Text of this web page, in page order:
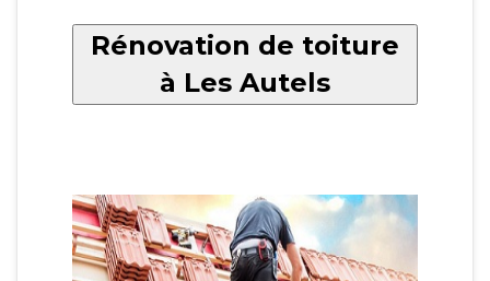
Rénovation de toiture
à Les Autels